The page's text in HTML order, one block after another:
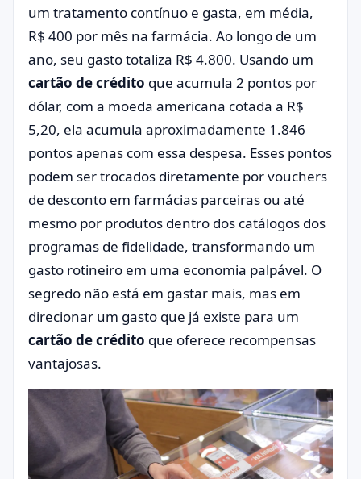
um tratamento contínuo e gasta, em média,
R$ 400 por mês na farmácia. Ao longo de um
ano, seu gasto totaliza R$ 4.800. Usando um
cartão de crédito que acumula 2 pontos por
dólar, com a moeda americana cotada a R$
5,20, ela acumula aproximadamente 1.846
pontos apenas com essa despesa. Esses pontos
podem ser trocados diretamente por vouchers
de desconto em farmácias parceiras ou até
mesmo por produtos dentro dos catálogos dos
programas de fidelidade, transformando um
gasto rotineiro em uma economia palpável. O
segredo não está em gastar mais, mas em
direcionar um gasto que já existe para um
cartão de crédito que oferece recompensas
vantajosas.